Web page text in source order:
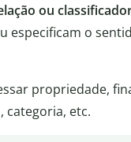
ou
especificam o
propriedade,
categoria, etc.